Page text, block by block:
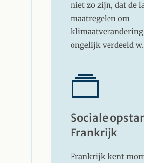
niet zo zijn, dat de
maatregelen om
klimaatverandering
ongelijk verdeeld
Sociale
Frankrijk
Frankrijk kent